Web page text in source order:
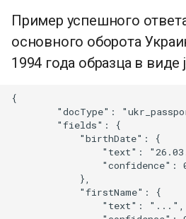
Пример успешного
основного оборота
1994 года образца в виде
{
"docType":
        "fields": {
            "birthDate": {
"text":
"confidence":
            },
            "firstName": {
                "text": "...",